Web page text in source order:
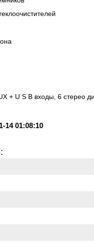
+ U S B входы, 6 стерео
14 01:08:10